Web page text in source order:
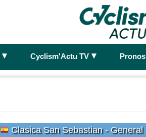
► Cyclism'Actu TV ► Pronos
Clasica San Sebastian - General